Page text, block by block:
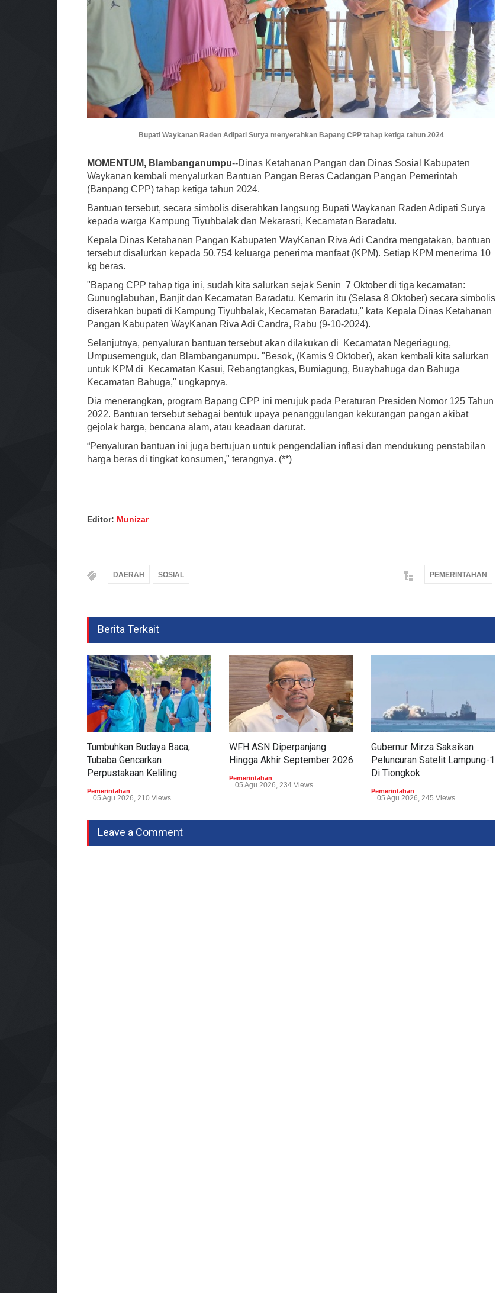
Bupati Waykanan Raden Adipati Surya menyerahkan Bapang CPP tahap ketiga tahun 2024
MOMENTUM, Blambanganumpu--Dinas Ketahanan Pangan dan Dinas Sosial Kabupaten
Waykanan kembali menyalurkan Bantuan Pangan Beras Cadangan Pangan Pemerintah
(Banpang CPP) tahap ketiga tahun 2024.
Bantuan tersebut, secara simbolis diserahkan langsung Bupati Waykanan Raden Adipati Surya
kepada warga Kampung Tiyuhbalak dan Mekarasri, Kecamatan Baradatu.
Kepala Dinas Ketahanan Pangan Kabupaten WayKanan Riva Adi Candra mengatakan, bantuan
tersebut disalurkan kepada 50.754 keluarga penerima manfaat (KPM). Setiap KPM menerima 10
kg beras.
"Bapang CPP tahap tiga ini, sudah kita salurkan sejak Senin 7 Oktober di tiga kecamatan:
Gununglabuhan, Banjit dan Kecamatan Baradatu. Kemarin itu (Selasa 8 Oktober) secara simbolis
diserahkan bupati di Kampung Tiyuhbalak, Kecamatan Baradatu," kata Kepala Dinas Ketahanan
Pangan Kabupaten WayKanan Riva Adi Candra, Rabu (9-10-2024).
Selanjutnya, penyaluran bantuan tersebut akan dilakukan di Kecamatan Negeriagung,
Umpusemenguk, dan Blambanganumpu. "Besok, (Kamis 9 Oktober), akan kembali kita salurkan
untuk KPM di Kecamatan Kasui, Rebangtangkas, Bumiagung, Buaybahuga dan Bahuga
Kecamatan Bahuga," ungkapnya.
Dia menerangkan, program Bapang CPP ini merujuk pada Peraturan Presiden Nomor 125 Tahun
2022. Bantuan tersebut sebagai bentuk upaya penanggulangan kekurangan pangan akibat
gejolak harga, bencana alam, atau keadaan darurat.
“Penyaluran bantuan ini juga bertujuan untuk pengendalian inflasi dan mendukung penstabilan
harga beras di tingkat konsumen," terangnya. (**)
Editor: Munizar
DAERAH SOSIAL PEMERINTAHAN
Berita Terkait
Tumbuhkan Budaya Baca,
Tubaba Gencarkan
Perpustakaan Keliling
Pemerintahan
05 Agu 2026, 210 Views
WFH ASN Diperpanjang
Hingga Akhir September 2026
Pemerintahan
05 Agu 2026, 234 Views
Gubernur Mirza Saksikan
Peluncuran Satelit Lampung-1
Di Tiongkok
Pemerintahan
05 Agu 2026, 245 Views
Leave a Comment